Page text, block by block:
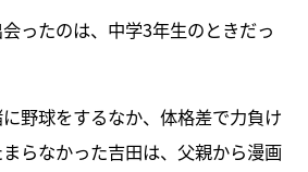
ったのは、中学3年生のときだっ
野球をするなか、体格差で力負け
らなかった吉田は、父親から漫画